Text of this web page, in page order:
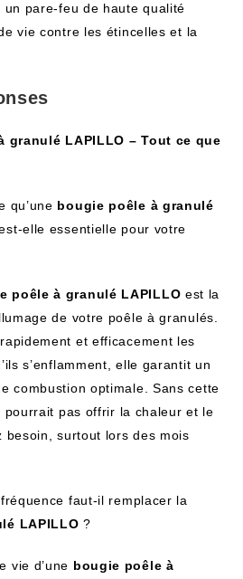
pare-feu de haute qualité
vie contre les étincelles et la
granulé LAPILLO – Tout ce que
qu’une bougie poêle à granulé
elle essentielle pour votre
poêle à granulé LAPILLO est la
de votre poêle à granulés.
et efficacement les
s’enflamment, elle garantit un
combustion optimale. Sans cette
pourrait pas offrir la chaleur et le
besoin, surtout lors des mois
faut-il remplacer la
LAPILLO ?
vie d’une bougie poêle à